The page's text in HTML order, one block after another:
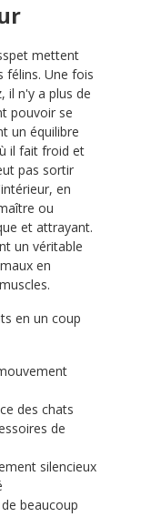
mettent
félins. Une fois
il n'y a plus de
pouvoir se
un équilibre
il fait froid et
pas sortir
en
ou
et attrayant.
un véritable
en
en un coup
des chats
de
silencieux
beaucoup